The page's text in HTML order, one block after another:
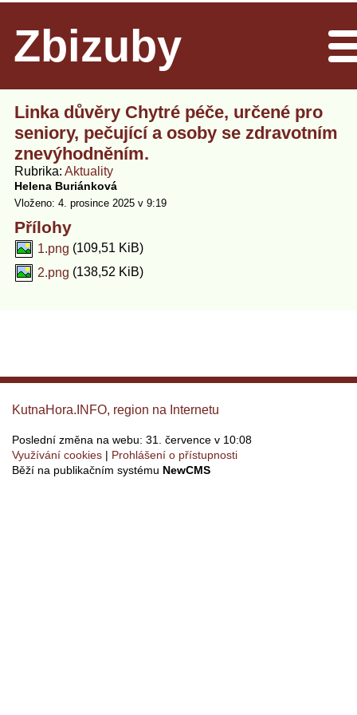
Zbizuby
Linka důvěry Chytré péče, určené pro
seniory, pečující a osoby se zdravotním
znevýhodněním.
Rubrika Aktuality
Helena Buriánková
Vloženo: 4. prosince 2025 v 9:19
Přílohy
1.png (109,51 KiB)
2.png (138,52 KiB)
KutnaHora.INFO, region na Internetu
Poslední změna na webu: 31. července v 10:08
Využívání cookies
Prohlášení o přístupnosti
Běží na publikačním systému NewCMS